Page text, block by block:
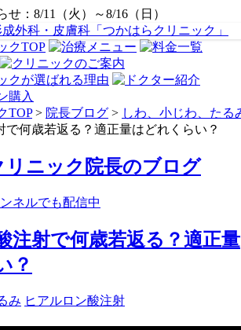
：8/11（火）～8/16（日）
TOP> 院長ブログ > しわ、小じわ、たる
で何歳若返る？適正量はどれくらい？
注射で何歳若返る？適正量
？
み ヒアルロン酸注射